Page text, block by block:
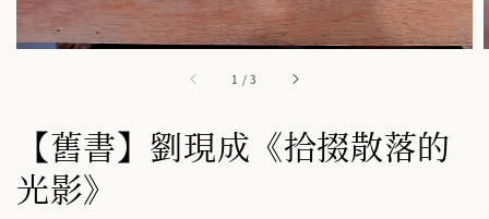
1 /3
【舊書】劉現成《拾掇散落的
光影》